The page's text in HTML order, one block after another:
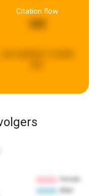
Citation flow